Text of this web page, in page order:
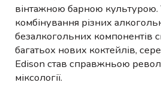
вінтажною барною
комбінування різних
безалкогольних компонентів
багатьох нових коктейлів,
Edison став справжньою
міксології.